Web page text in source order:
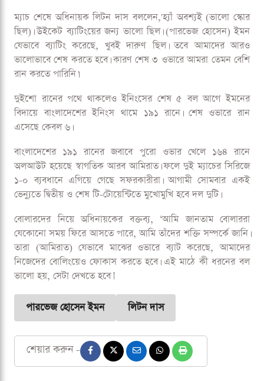
ম্যাচ শেষে অধিনায়ক লিটন দাস বললেন,'হ্যাঁ অবশ্যই (ভালো স্কোর
ছিল)। উইকেট ব্যাটিংয়ের জন্য ভালো ছিল। (পারভেজ হোসেন) ইমন
যেভাবে ব্যাটিং করেছে, খুবই দারুণ ছিল। তবে আমাদের আরও
ভালোভাবে শেষ করতে হবে। কারণ শেষ ৩ ওভারে আমরা তেমন বেশি
রান করতে পারিনি।'
দুইশো রানের পথে থাকলেও ইনিংসের শেষ ৫ বল আগে ইমনের
বিদায়ে বাংলাদেশের ইনিংস থামে ১৯১ রানে। শেষ ওভারে রান
এসেছে কেবল ৬।
বাংলাদেশের ১৯১ রানের জবাবে পুরো ওভার খেলে ১৬৪ রানে
অলআউট হয়েছে স্বাগতিক আরব আমিরাত। ফলে দুই ম্যাচের সিরিজে
১-০ ব্যবধানে এগিয়ে গেছে সফরকারীরা। আগামী সোমবার একই
ভেন্যুতে দ্বিতীয় ও শেষ টি-টোয়েন্টিতে মুখোমুখি হবে দল দুটি।
বোলারদের নিয়ে অধিনায়কের বক্তব্য, ‘আমি জানতাম বোলাররা
যেকোনো সময় ফিরে আসতে পারে, আমি তাঁদের শক্তি সম্পর্কে জানি।
তারা (আমিরাত) যেভাবে মাঝের ওভারে ব্যাট করেছে, আমাদের
নিজেদের বোলিংয়েও ফোকাস করতে হবে। এই মাঠে কী ধরনের বল
ভালো হয়, সেটা দেখতে হবে।’
পারভেজ হোসেন ইমন লিটন দাস
শেয়ার করুন -